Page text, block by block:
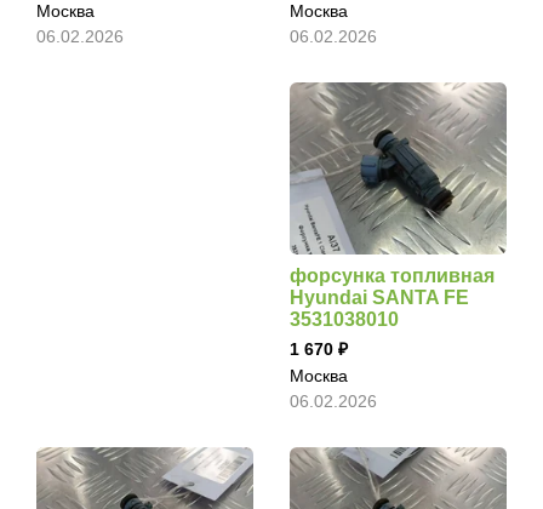
Москва
06.02.2026
Москва
06.02.2026
форсунка топливная
Hyundai SANTA FE
3531038010
1 670
Москва
06.02.2026